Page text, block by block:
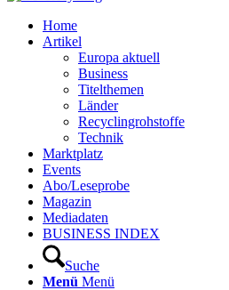
Home
Artikel
Europa aktuell
Business
Titelthemen
Länder
Recyclingrohstoffe
Technik
Marktplatz
Events
Abo/Leseprobe
Magazin
Mediadaten
BUSINESS INDEX
Suche
Menü Menü